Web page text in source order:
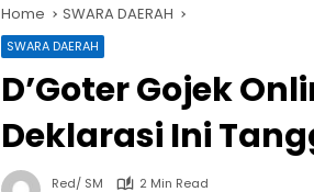
Home SWARA DAERAH
SWARA DAERAH
D’Goter Gojek
Deklarasi Ini
Red/ SM
2 Min Read